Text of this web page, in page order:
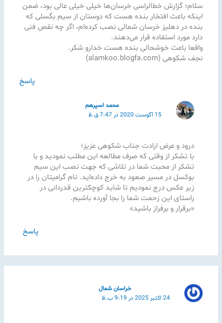
سلام؛ گزارش خط‌الراسی خرسان‌ها خیلی خیلی عالی بود، ضمن
اینکه باعث افتخار بنده هست که دوستان از سیم بگسلی که
بنده در دهلیز خرسان شمالی نصب کرده‌ام، اگر چه نقص فنی
دارد مورد استفاده قرار می‌دهند.
واقعا باعث خوشحالی بنده هست خدارو شکر.
نجف شکوهی (alamkoo.blogfa.com)
پاسخ
محمد اسپرهم
15 آگوست 2020 در 7:47 ق.ظ
درود و عرض ارادت جناب شکوهی عزیز؛
با تشکر از وقتی که صرف مطالعه این مطلب نمودید و با
تشکر از محبت شما در تلاشی که جهت نصب این سیم
بوکسل در مسیر صعود به خرج داده‌اید. نام گرامیتان را در
زیر عکس درج نمودیم تا شاید کوچکترین قدردانی در
راستای این زحمت شما را بجا آورده باشیم.
«برقرار و برفراز باشید»
پاسخ
خراسان شمال
24 اکتبر 2025 در 9:19 ب.ظ